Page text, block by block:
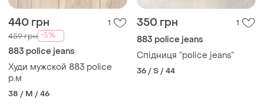
440 грн 1
459 грн -5%
883 police jeans
Худи мужской 883 police
p.м
38 / M / 46
350 грн 1
883 police jeans
Спідниця “police jeans”
36 / S / 44